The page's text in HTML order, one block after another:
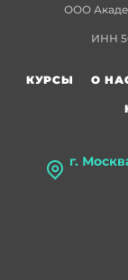
ООО
ИНН
г.
КУРСЫ О